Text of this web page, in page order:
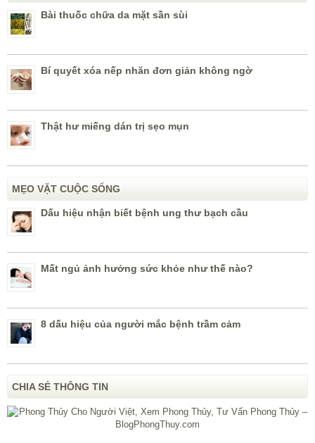
Bài thuốc chữa da mặt sần sùi
Bí quyết xóa nếp nhăn đơn giản không ngờ
Thật hư miếng dán trị sẹo mụn
MẸO VẶT CUỘC SỐNG
Dấu hiệu nhận biết bệnh ung thư bạch cầu
Mất ngủ ảnh hưởng sức khỏe như thế nào?
8 dấu hiệu của người mắc bệnh trầm cảm
CHIA SẺ THÔNG TIN